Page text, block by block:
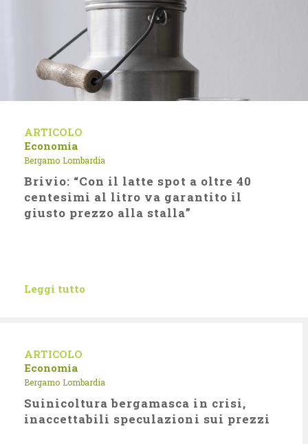
ARTICOLO
Economia
Bergamo Lombardia
Brivio: “Con il latte spot a oltre 40
centesimi al litro va garantito il
giusto prezzo alla stalla”
Leggi tutto
ARTICOLO
Economia
Bergamo Lombardia
Suinicoltura bergamasca in crisi,
inaccettabili speculazioni sui prezzi